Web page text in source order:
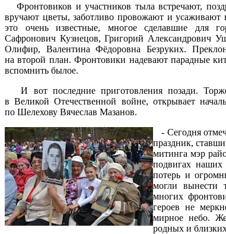
Фронтовиков и участников тыла встречают,
вручают цветы, заботливо провожают и усаживают
это очень известные, многое сделавшие для
Сафронович Кузнецов, Григорий Александрович
Олифир, Валентина Фёдоровна Безруких.
на второй план. Фронтовики надевают парадные
вспомнить былое.
И вот последние приготовления позади.
в Великой Отечественной войне, открывает
по Шелехову Вячеслав Мазанов.
- Сегодня
праздник,
митинга мэр
подвигах
потерь и
могли вынести
многих
героев не
мирное небо.
родных и